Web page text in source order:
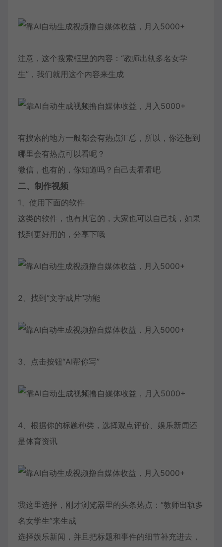
注意，这个搜索框里的内容：“教师出轨多名女学
生”，我们就用这个内容来生成
有搜索的地方一般都会有热点汇总，所以，你还想到
哪里会有热点可以看呢？
微信，也有的，你知道吗？自己去看看吧
二、制作视频
1、使用下面的软件
这类的软件，也有其它的，大家也可以自己找，如果
找到更好用的，分享下哦
2、找到“文字成片”功能
3、点击按钮“AI帮你写”
4、根据你的标题种类，选择观点评价、娱乐新闻还
是体育资讯
我这里选择，刚才浏览器里的头条热点：“教师出轨多
名女学生”来生成
选择娱乐新闻，并且把标题和事件的细节补充进去，